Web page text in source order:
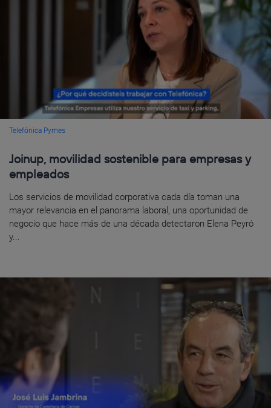
Telefónica Pymes
Joinup, movilidad sostenible para empresas y
empleados
Los servicios de movilidad corporativa cada día toman una
mayor relevancia en el panorama laboral, una oportunidad de
negocio que hace más de una década detectaron Elena Peyró
y...